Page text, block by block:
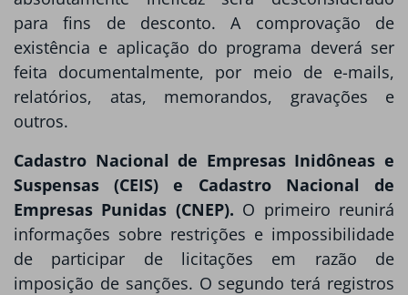
para fins de desconto. A comprovação de
existência e aplicação do programa deverá ser
feita documentalmente, por meio de e-mails,
relatórios, atas, memorandos, gravações e
outros.
Cadastro Nacional de Empresas Inidôneas e
Suspensas (CEIS) e Cadastro Nacional de
Empresas Punidas (CNEP). O primeiro reunirá
informações sobre restrições e impossibilidade
de participar de licitações em razão de
imposição de sanções. O segundo terá registros